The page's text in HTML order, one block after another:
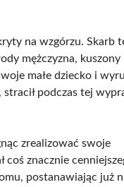
na wzgórzu. Skarb
mężczyzna, kuszony
małe dziecko i
stracił podczas tej
zrealizować swoje
coś znacznie
postanawiając już